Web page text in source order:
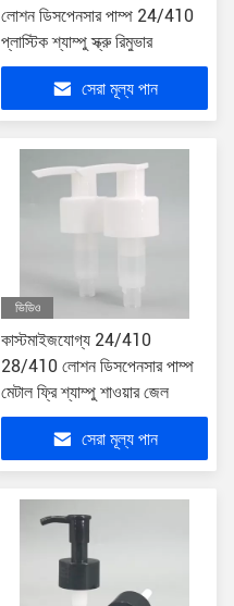
লোশন ডিসপেনসার পাম্প 24/410
প্লাস্টিক শ্যাম্পু স্ক্রু রিমুভার
সেরা মূল্য পান
ভিডিও
কাস্টমাইজযোগ্য 24/410
28/410 লোশন ডিসপেনসার পাম্প
মেটাল ফ্রি শ্যাম্পু শাওয়ার জেল
সেরা মূল্য পান